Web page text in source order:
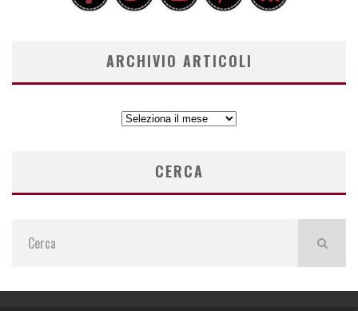
ARCHIVIO ARTICOLI
ARCHIVIO
CERCA